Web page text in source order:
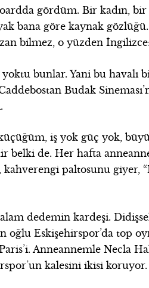
gördüm. Bir kadın, bir
bana göre kaynak
bilmez, o yüzden
bunlar. Yani bu havalı
Budak
iş yok güç yok,
belki de. Her hafta
kahverengi paltosunu giyer,
dedemin kardeşi.
oğlu Eskişehirspor’da top
Anneannemle Necla
kalesini ikisi koruyor.